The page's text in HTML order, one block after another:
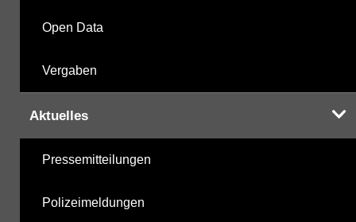
Open Data
Vergaben
Aktuelles
Pressemitteilungen
Polizeimeldungen